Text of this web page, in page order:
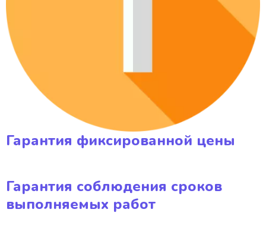
Гарантия фиксированной цены
Гарантия соблюдения сроков
выполняемых работ